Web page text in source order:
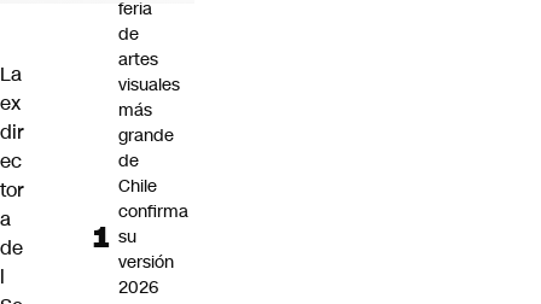
La
ex
dir
ec
tor
a
de
l
feria
de
artes
visuales
más
grande
de
Chile
confirma
su
versión
2026